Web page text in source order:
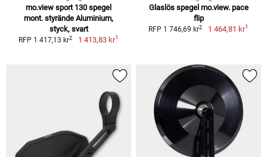
mo.view sport 130 spegel
mont. styrände Aluminium,
styck, svart
RFP 1 417,13 kr2 1 413,83 kr1
Glaslös spegel mo.view. pace
flip
RFP 1 746,69 kr2 1 464,81 kr1